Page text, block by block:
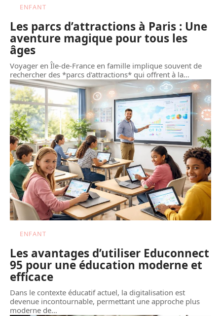
ENFANT
Les parcs d’attractions à Paris : Une
aventure magique pour tous les
âges
Voyager en Île-de-France en famille implique souvent de
rechercher des *parcs d'attractions* qui offrent à la…
ENFANT
Les avantages d’utiliser Educonnect
95 pour une éducation moderne et
efficace
Dans le contexte éducatif actuel, la digitalisation est
devenue incontournable, permettant une approche plus
moderne de…